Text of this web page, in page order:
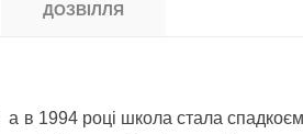
ДОЗВІЛЛЯ
в 1994 році школа стала